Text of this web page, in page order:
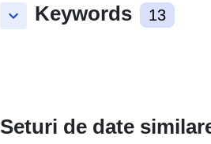
keyboard_arrow_down Keywords 13
Seturi de date